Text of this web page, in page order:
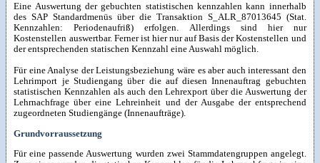
Eine Auswertung der gebuchten statistischen kennzahlen kann innerhalb
des SAP Standardmenüs über die Transaktion S_ALR_87013645 (Stat.
Kennzahlen: Periodenaufriß) erfolgen. Allerdings sind hier nur
Kostenstellen auswertbar. Ferner ist hier nur auf Basis der Kostenstellen und
der entsprechenden statischen Kennzahl eine Auswahl möglich.
Für eine Analyse der Leistungsbeziehung wäre es aber auch interessant den
Lehrimport je Studiengang über die auf diesen Innenauftrag gebuchten
statistischen Kennzahlen als auch den Lehrexport über die Auswertung der
Lehrnachfrage über eine Lehreinheit und der Ausgabe der entsprechend
zugeordneten Studiengänge (Innenaufträge).
Grundvorraussetzung
Für eine passende Auswertung wurden zwei Stammdatengruppen angelegt.